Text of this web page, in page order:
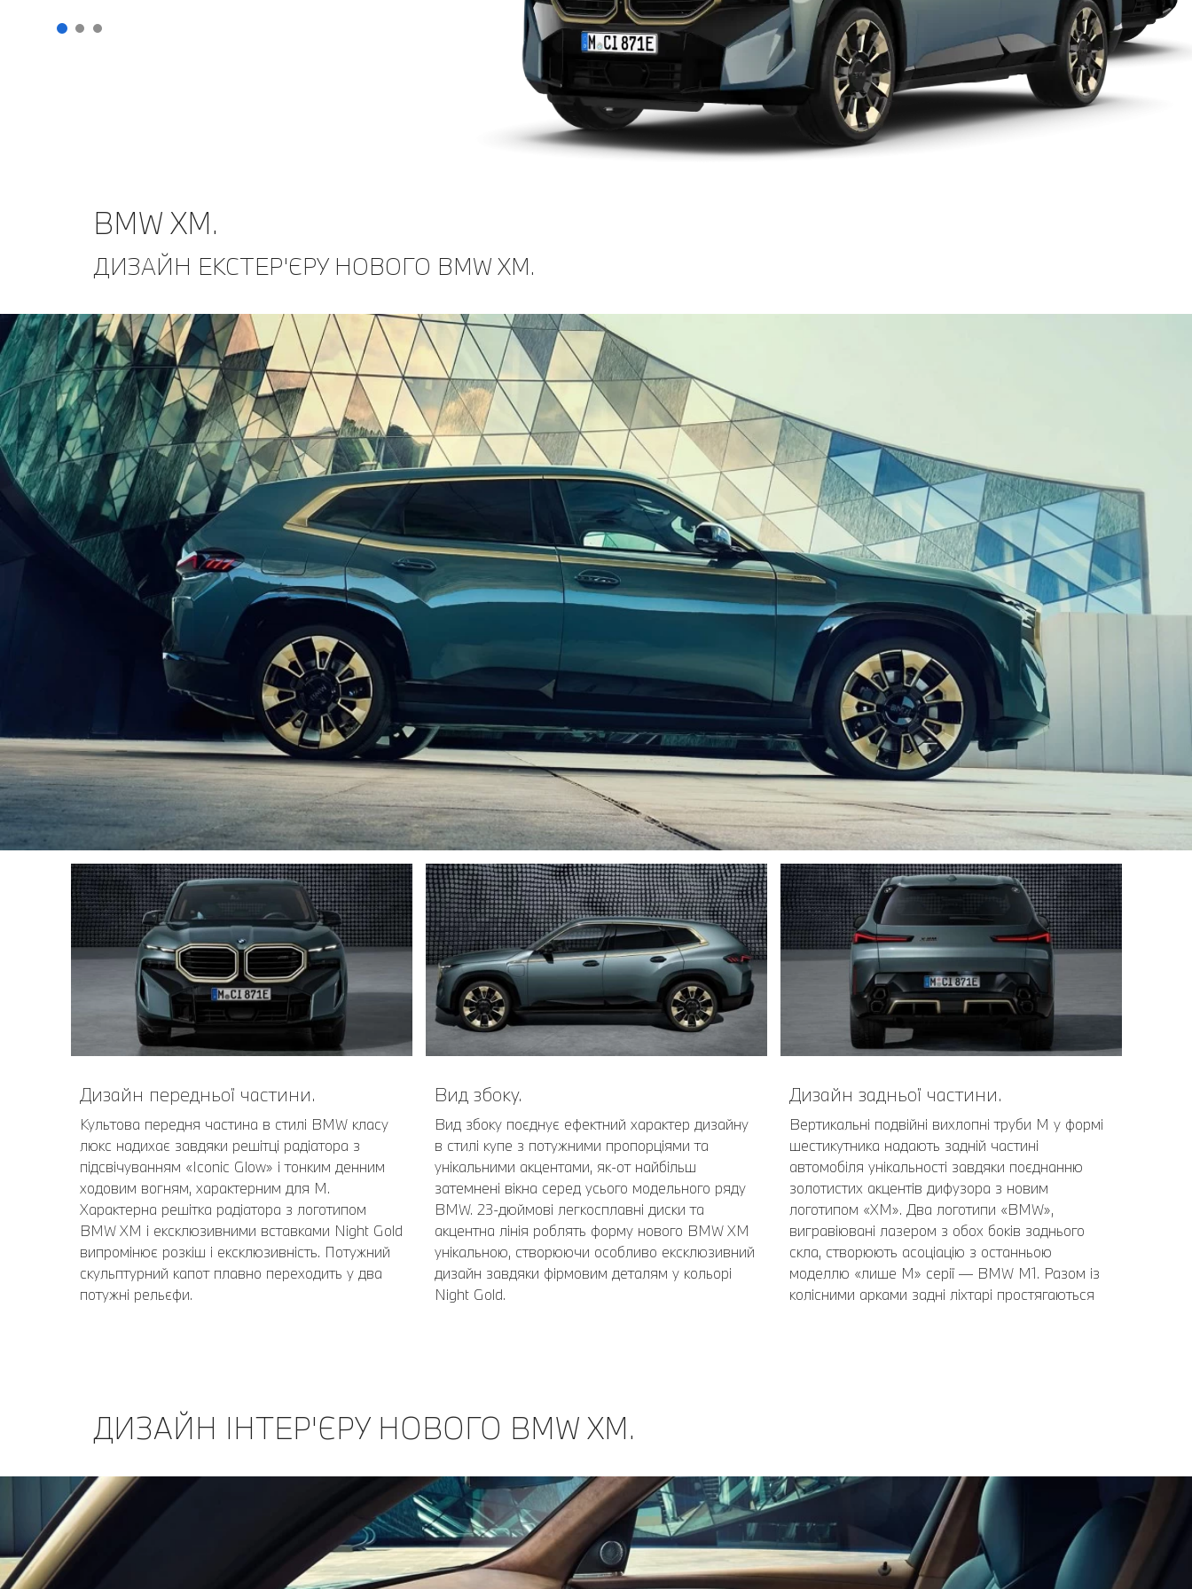
BMW XM.
ДИЗАЙН ЕКСТЕР'ЄРУ НОВОГО BMW XM.
Дизайн передньої частини.
Культова передня частина в стилі BMW класу
люкс надихає завдяки решітці радіатора з
підсвічуванням «Iconic Glow» і тонким денним
ходовим вогням, характерним для M.
Характерна решітка радіатора з логотипом
BMW XM і ексклюзивними вставками Night Gold
випромінює розкіш і ексклюзивність. Потужний
скульптурний капот плавно переходить у два
потужні рельєфи.
Вид збоку.
Вид збоку поєднує ефектний характер дизайну
в стилі купе з потужними пропорціями та
унікальними акцентами, як-от найбільш
затемнені вікна серед усього модельного ряду
BMW. 23-дюймові легкосплавні диски та
акцентна лінія роблять форму нового BMW XM
унікальною, створюючи особливо ексклюзивний
дизайн завдяки фірмовим деталям у кольорі
Night Gold.
Дизайн задньої частини.
Вертикальні подвійні вихлопні труби M у формі
шестикутника надають задній частині
автомобіля унікальності завдяки поєднанню
золотистих акцентів дифузора з новим
логотипом «XM». Два логотипи «BMW»,
вигравіювані лазером з обох боків заднього
скла, створюють асоціацію з останньою
моделлю «лише М» серії — BMW M1. Разом із
колісними арками задні ліхтарі простягаються
ДИЗАЙН ІНТЕР'ЄРУ НОВОГО BMW XM.